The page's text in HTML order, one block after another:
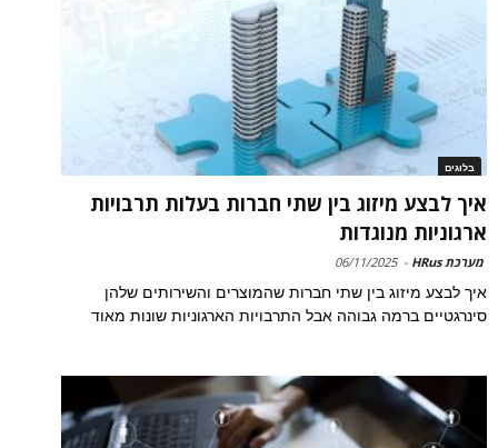
בלוגים
איך לבצע מיזוג בין שתי חברות בעלות תרבויות
ארגוניות מנוגדות
מערכת HRus -
06/11/2025
איך לבצע מיזוג בין שתי חברות שהמוצרים והשירותים שלהן
סינרגטיים ברמה גבוהה אבל התרבויות הארגוניות שונות מאוד